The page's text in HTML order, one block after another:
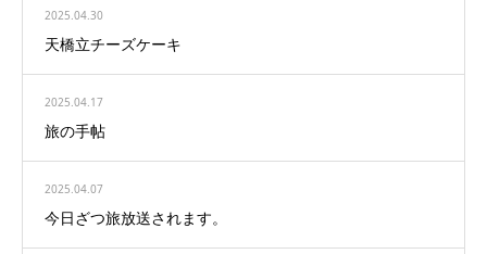
2025.04.30
天橋立チーズケーキ
2025.04.17
旅の手帖
2025.04.07
今日ざつ旅放送されます。